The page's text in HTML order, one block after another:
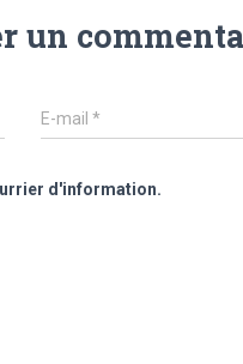
un
E-mail*
d'information.